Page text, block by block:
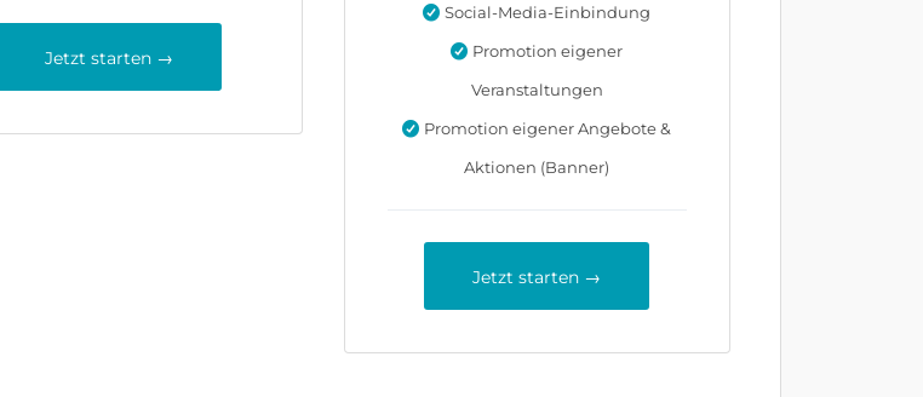
Jetzt starten →
Social-Media-Einbindung
Promotion eigener
Veranstaltungen
Promotion eigener Angebote &
Aktionen (Banner)
Jetzt starten →